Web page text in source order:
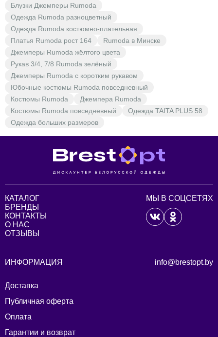
доступная цена. Выгодные предложения и низкие цены
позволят вам обновить свой гардероб без ущерба для
бюджета. Блузки и джемперы с рукавом 3/4 и 7/8 — это
отличный выбор для создания элегантного образа. Они
станут незаменимой частью вашего гардероба и помогут
вам выглядеть модно и современно. В BrestOpt вы
найдёте то, что подчеркнёт вашу индивидуальность и
стиль.
Блузки Джемперы Rumoda
Одежда Rumoda разноцветный
Одежда Rumoda костюмно-плательная
Платья Rumoda рост 164
Rumoda в Минске
Джемперы Rumoda жёлтого цвета
Рукав 3/4, 7/8 Rumoda зелёный
Джемперы Rumoda с коротким рукавом
Юбочные костюмы Rumoda повседневный
Костюмы Rumoda
Джемпера Rumoda
Костюмы Rumoda повседневный
Одежда TAITA PLUS 58
Одежда больших размеров
КАТАЛОГ
БРЕНДЫ
КОНТАКТЫ
О НАС
ОТЗЫВЫ
МЫ В СОЦСЕТЯХ
ИНФОРМАЦИЯ
Доставка
Публичная оферта
Оплата
Гарантии и возврат
info@brestopt.by